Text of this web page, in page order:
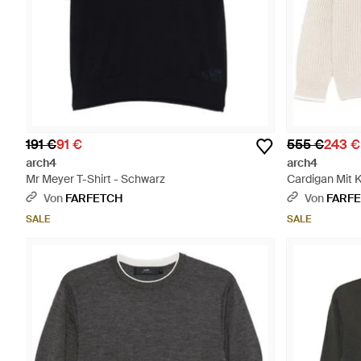
191 €91 €
arch4
Mr Meyer T-Shirt - Schwarz
Von FARFETCH
SALE
555 €243 €
arch4
Cardigan Mit
Von
SALE